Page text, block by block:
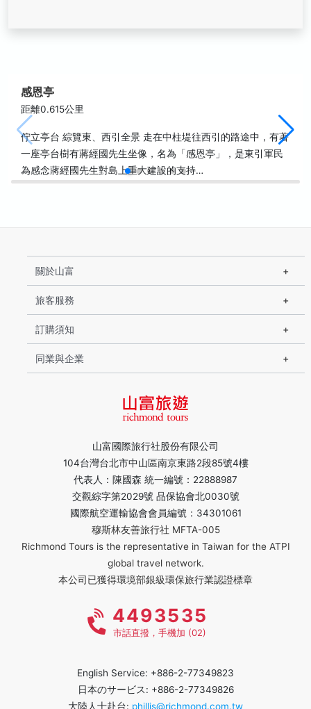
感恩亭
距離0.615公里
佇立亭台 綜覽東、西引全景 走在中柱堤往西引的路途中，有著
一座亭台樹有蔣經國先生坐像，名為「感恩亭」，是東引軍民
為感念蔣經國先生對島上重大建設的支持…
山富國際旅行社股份有限公司
104台灣台北市中山區南京東路2段85號4樓
代表人：陳國森 統一編號：22888987
交觀綜字第2029號 品保協會北0030號
國際航空運輸協會會員編號：34301061
穆斯林友善旅行社 MFTA-005
Richmond Tours is the representative in Taiwan for the ATPI
global travel network.
本公司已獲得環境部銀級環保旅行業認證標章
關於山富
旅客服務
訂購須知
同業與企業
4493535
市話直撥，手機加 (02)
English Service: +886-2-77349823
日本のサービス: +886-2-77349826
大陸人士赴台: phillis@richmond.com.tw